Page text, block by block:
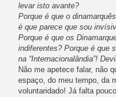
levar isto avante?
Porque é que o
é que parece que sou
Porque é que os
indiferentes? Porque é que
na “Internacionalândia”!
Não me apetece falar, não
espaço, do meu tempo, da
voluntaridado! Já falta